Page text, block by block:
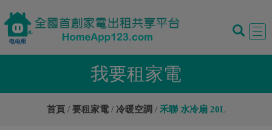
我要租家電
首頁 要租家電 冷暖空調 禾聯 水冷扇 20L